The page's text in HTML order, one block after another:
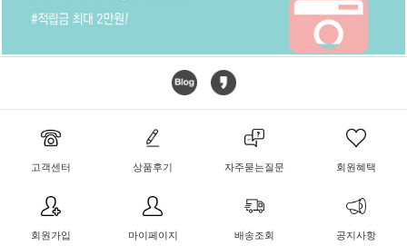
고객센터 상품후기 자주묻는질문 회원혜택
회원가입 마이페이지 배송조회 공지사항